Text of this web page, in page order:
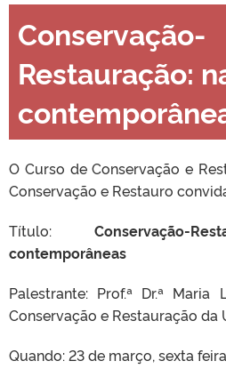
TELEFONES
Conservação-
Restauração:
O Curso de Conservação e
Conservação e Restauro
Título: Conservação-
contemporâneas
Palestrante: Prof.ª Dr.ª
Conservação e Restauração da
Quando: 23 de março, sexta feira